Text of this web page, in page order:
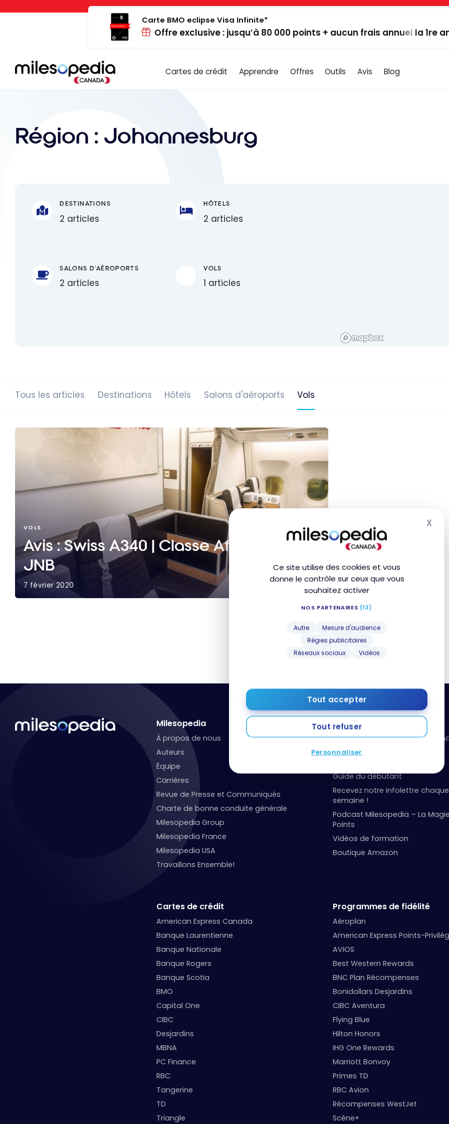
Panneau de gestion des cookies
Ce site utilise des cookies et vous
donne le contrôle sur ceux que vous
souhaitez activer
NOS PARTENAIRES (13)
Autre
Mesure d'audience
Régies publicitaires
Réseaux sociaux
Vidéos
Tout accepter
Tout refuser
Personnaliser
X
Carte BMO eclipse Visa Infinite*
Offre exclusive : jusqu’à 80 000 points + aucun frais annuel la 1re
Cartes de crédit Apprendre Offres Outils Avis Blog
Région : Johannesburg
DESTINATIONS
2 articles
HÔTELS
2 articles
SALONS D'AÉROPORTS
2 articles
VOLS
1 articles
Tous les articles Destinations Hôtels Salons d'aéroports Vols
VOLS
Avis : Swiss A340 | Classe Affaires | ZRH-
JNB
7 février 2020
Milesopedia
À propos de nous
Auteurs
Équipe
Carrières
Revue de Presse et Communiqués
Charte de bonne conduite générale
Milesopedia Group
Milesopedia France
Milesopedia USA
Travaillons Ensemble!
Ressources utiles
Boîte à outils: organisez vos
points
Guide du débutant
Recevez notre infolettre chaque
semaine !
Podcast Milesopedia – La
Points
Vidéos de formation
Boutique Amazon
Cartes de crédit
American Express Canada
Banque Laurentienne
Banque Nationale
Banque Rogers
Banque Scotia
BMO
Capital One
CIBC
Desjardins
MBNA
PC Finance
RBC
Tangerine
TD
Triangle
Programmes de fidélité
Aéroplan
American Express Points-
AVIOS
Best Western Rewards
BNC Plan Récompenses
Bonidollars Desjardins
CIBC Aventura
Flying Blue
Hilton Honors
IHG One Rewards
Marriott Bonvoy
Primes TD
RBC Avion
Récompenses WestJet
Scène+